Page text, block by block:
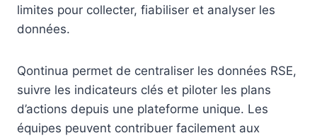
limites pour collecter, fiabiliser et analyser les
données.
Qontinua permet de centraliser les données RSE,
suivre les indicateurs clés et piloter les plans
d’actions depuis une plateforme unique. Les
équipes peuvent contribuer facilement aux